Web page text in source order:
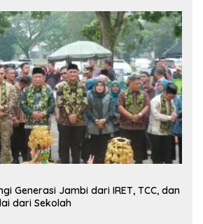
Generasi Jambi dari IRET, TCC, dan
dari Sekolah